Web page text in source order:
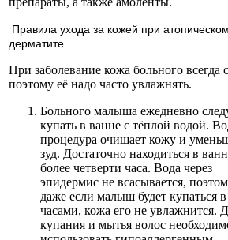
Правила ухода за кожей при атопическом
дерматите
При заболевание кожа больного всегда
поэтому её надо часто увлажнять.
Больного малыша ежедневно
купать в ванне с тёплой водой.
процедура очищает кожу и
зуд. Достаточно находиться в
более четверти часа. Вода через
эпидермис не всасывается,
даже если малыш будет купаться
часами, кожа его не увлажнится.
купания и мытья волос